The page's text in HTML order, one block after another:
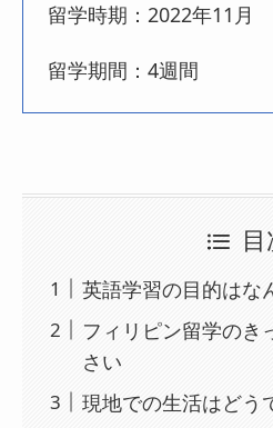
留学時期：2022年11月
留学期間：4週間
目
英語学習の目的はな
フィリピン留学のき
さい
現地での生活はどう